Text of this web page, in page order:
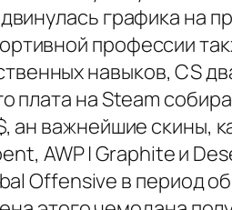
графика на
профессии
навыков, CS
плата на Steam
важнейшие скины,
AWP | Graphite и
Offensive в период